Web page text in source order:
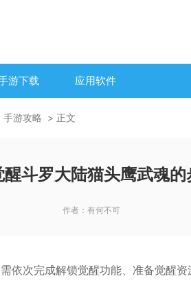
游下载 应用软件
手游攻略 正文
醒斗罗大陆猫头鹰武魂
作者： 有何不可
依次完成解锁觉醒功能、准备觉醒